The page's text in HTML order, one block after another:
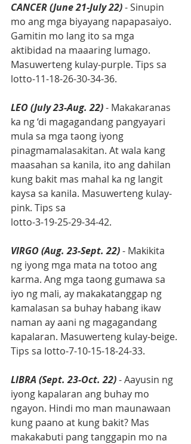
CANCER (June 21-July 22) - Sinupin
mo ang mga biyayang napapasaiyo.
Gamitin mo lang ito sa mga
aktibidad na maaaring lumago.
Masuwerteng kulay-purple. Tips sa
lotto-11-18-26-30-34-36.
LEO (July 23-Aug. 22) - Makakaranas
ka ng ‘di magagandang pangyayari
mula sa mga taong iyong
pinagmamalasakitan. At wala kang
maasahan sa kanila, ito ang dahilan
kung bakit mas mahal ka ng langit
kaysa sa kanila. Masuwerteng kulay-
pink. Tips sa
lotto-3-19-25-29-34-42.
VIRGO (Aug. 23-Sept. 22) - Makikita
ng iyong mga mata na totoo ang
karma. Ang mga taong gumawa sa
iyo ng mali, ay makakatanggap ng
kamalasan sa buhay habang ikaw
naman ay aani ng magagandang
kapalaran. Masuwerteng kulay-beige.
Tips sa lotto-7-10-15-18-24-33.
LIBRA (Sept. 23-Oct. 22) - Aayusin ng
iyong kapalaran ang buhay mo
ngayon. Hindi mo man maunawaan
kung paano at kung bakit? Mas
makakabuti pang tanggapin mo na